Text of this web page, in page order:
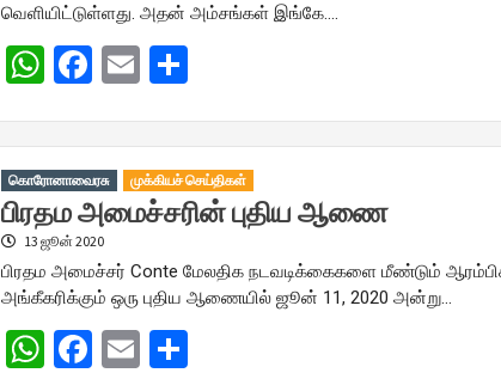
வெளியிட்டுள்ளது. அதன் அம்சங்கள் இங்கே….
WhatsApp
Facebook
Email
கொரோனாவைரசு முக்கியச் செய்திகள்
பிரதம அமைச்சரின் புதிய ஆணை
13 ஜூன் 2020
பிரதம அமைச்சர் Conte மேலதிக நடவடிக்கைகளை மீண்டும்
அங்கீகரிக்கும் ஒரு புதிய ஆணையில் ஜூன் 11, 2020 அன்று…
WhatsApp
Facebook
Email